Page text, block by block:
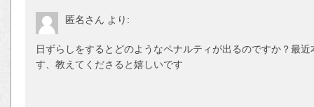
匿名さん より:
日ずらしをするとどのようなペナルティが出るのですか？最
す、教えてくださると嬉しいです